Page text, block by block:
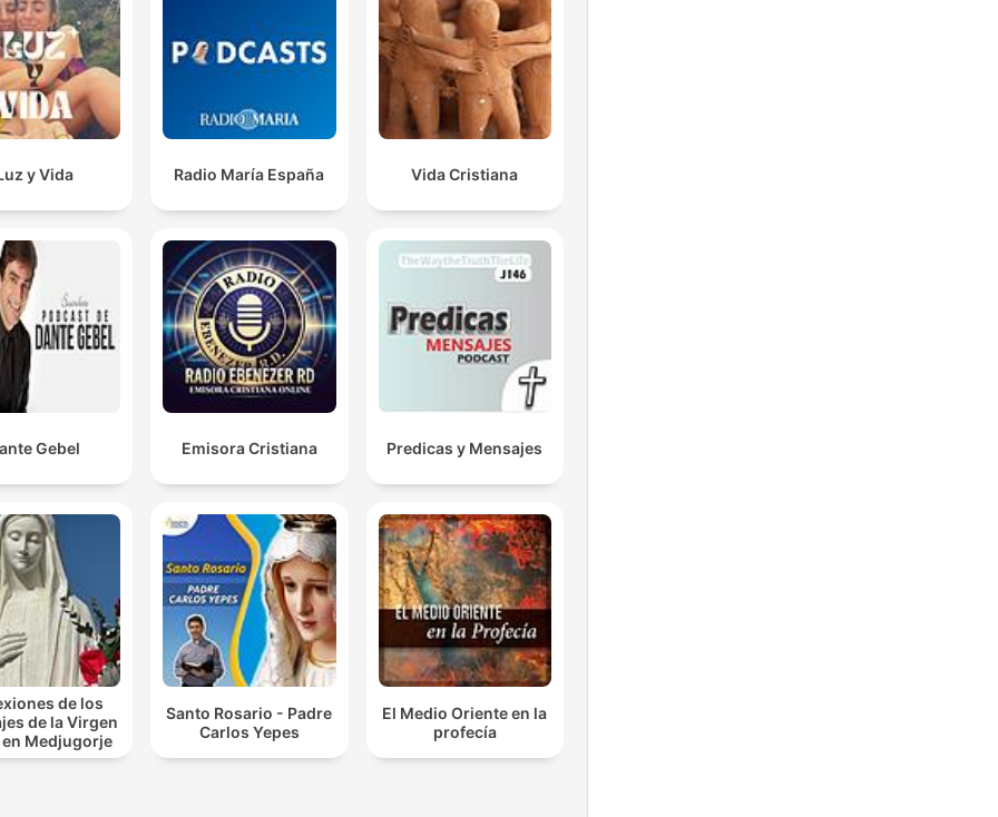
y Vida Radio María España Vida Cristiana
Gebel Emisora Cristiana Predicas y Mensajes
de los
de la Virgen
Medjugorje
Santo Rosario - Padre
Carlos Yepes
El Medio Oriente en la
profecía